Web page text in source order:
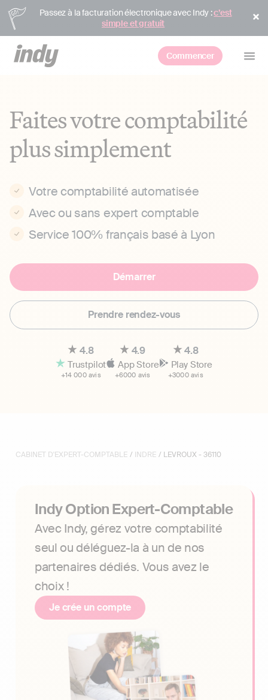
Passez à la facturation électronique avec Indy :c’est
simple et gratuit
Commencer
Faites votre comptabilité
plus simplement
Votre comptabilité automatisée
Avec ou sans expert comptable
Service 100% français basé à Lyon
Démarrer
Prendre rendez-vous
4.8
Trustpilot
+14 000 avis
4.9
App Store
+6000 avis
4.8
Play Store
+3000 avis
CABINET D'EXPERT-COMPTABLE / INDRE / LEVROUX - 36110
Indy Option Expert-Comptable
Avec Indy, gérez votre comptabilité
seul ou déléguez-la à un de nos
partenaires dédiés. Vous avez le
choix !
Je crée un compte